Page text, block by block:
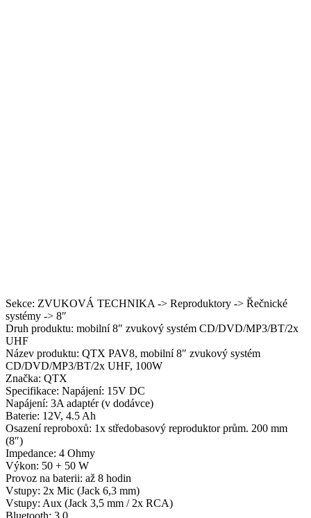
Sekce: ZVUKOVÁ TECHNIKA -> Reproduktory -> Řečnické
systémy -> 8″
Druh produktu: mobilní 8″ zvukový systém CD/DVD/MP3/BT/2x
UHF
Název produktu: QTX PAV8, mobilní 8″ zvukový systém
CD/DVD/MP3/BT/2x UHF, 100W
Značka: QTX
Specifikace: Napájení: 15V DC
Napájení: 3A adaptér (v dodávce)
Baterie: 12V, 4.5 Ah
Osazení reproboxů: 1x středobasový reproduktor prům. 200 mm
(8″)
Impedance: 4 Ohmy
Výkon: 50 + 50 W
Provoz na baterii: až 8 hodin
Vstupy: 2x Mic (Jack 6,3 mm)
Vstupy: Aux (Jack 3,5 mm / 2x RCA)
Bluetooth: 3.0